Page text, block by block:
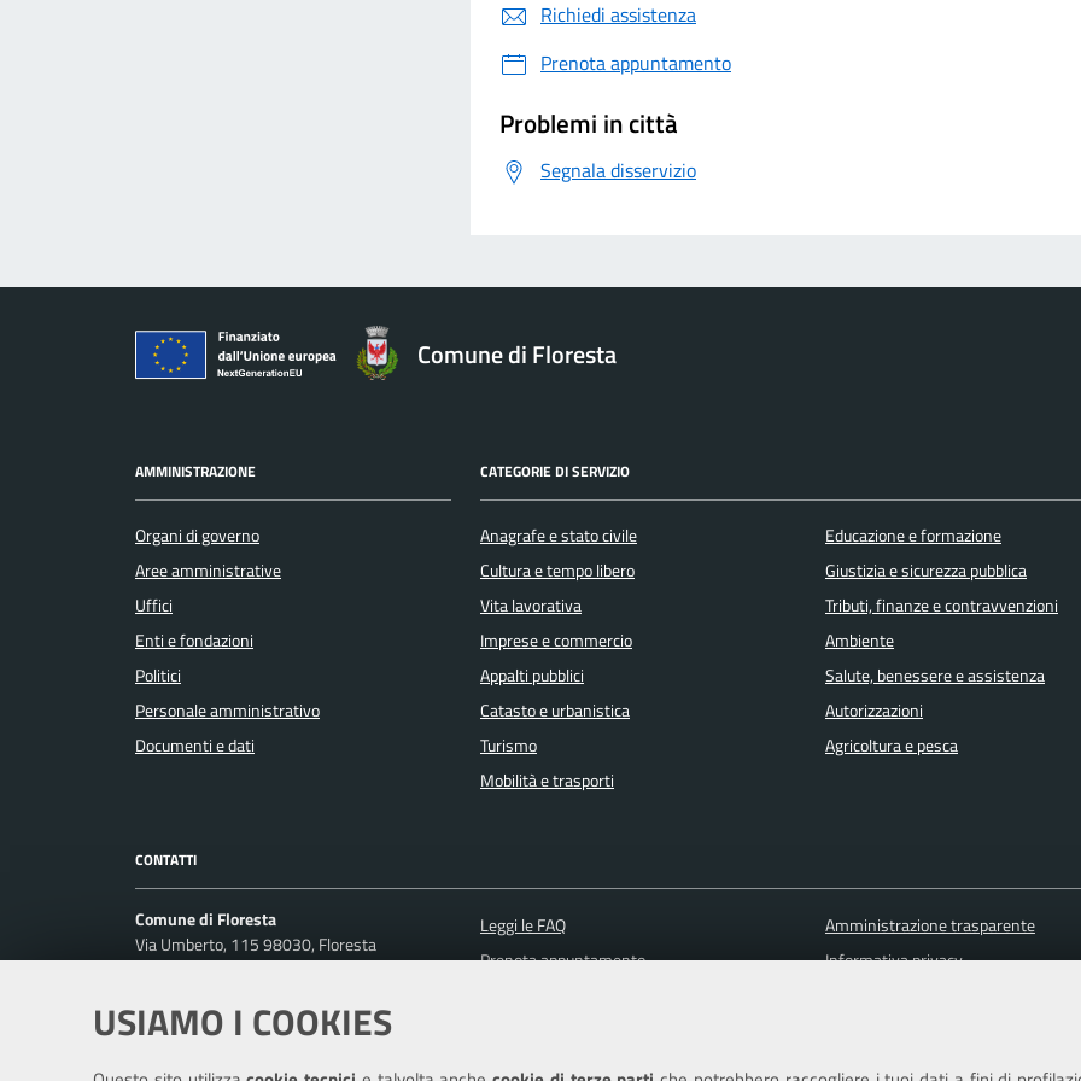
USIAMO I COOKIES
Richiedi assistenza
Prenota appuntamento
Problemi in città
Segnala disservizio
Comune di Floresta
AMMINISTRAZIONE
Organi di governo
Aree amministrative
Uffici
Enti e fondazioni
Politici
Personale amministrativo
Documenti e dati
CATEGORIE DI SERVIZIO
Anagrafe e stato civile
Cultura e tempo libero
Vita lavorativa
Imprese e commercio
Appalti pubblici
Catasto e urbanistica
Turismo
Mobilità e trasporti
Educazione e formazione
Giustizia e sicurezza pubblica
Tributi, finanze e contravvenzioni
Ambiente
Salute, benessere e assistenza
Autorizzazioni
Agricoltura e pesca
CONTATTI
Comune di Floresta
Via Umberto, 115 98030, Floresta
Codice fiscale / P. IVA: 01582160832
Ufficio Relazioni con il Pubblico
Posta Elettronica Certificata:
comunedifloresta@pec.it
Leggi le FAQ
Prenota appuntamento
Amministrazione trasparente
Informativa privacy